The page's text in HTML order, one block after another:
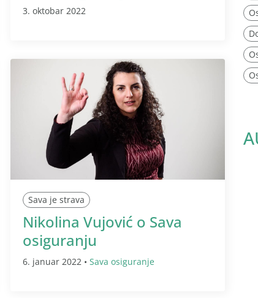
3. oktobar 2022
Sava je strava
Nikolina Vujović o Sava
osiguranju
6. januar 2022 • Sava osiguranje